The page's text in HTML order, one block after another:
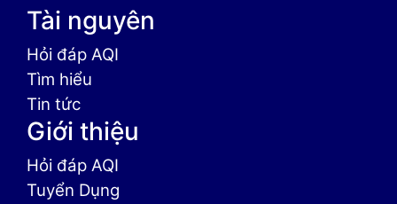
Tài nguyên
Hỏi đáp AQI
Tìm hiểu
Tin tức
Giới thiệu
Hỏi đáp AQI
Tuyển Dụng